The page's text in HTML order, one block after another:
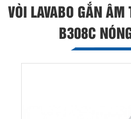
VÒI LAVABO GẮN ÂM
B308C